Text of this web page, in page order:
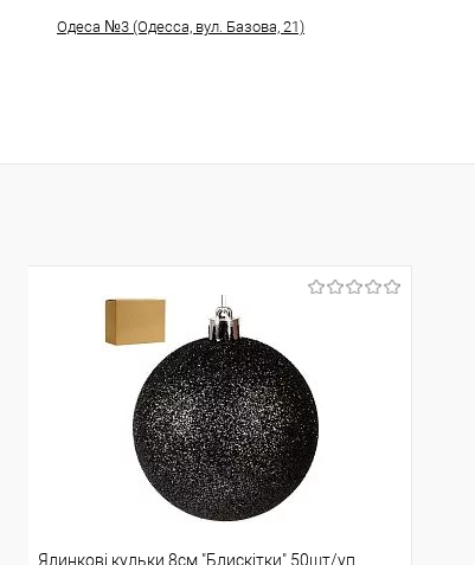
Одеса №3 (Одесса, вул. Базова, 21)
Ялинкові кульки 8см "Блискітки" 50шт/уп